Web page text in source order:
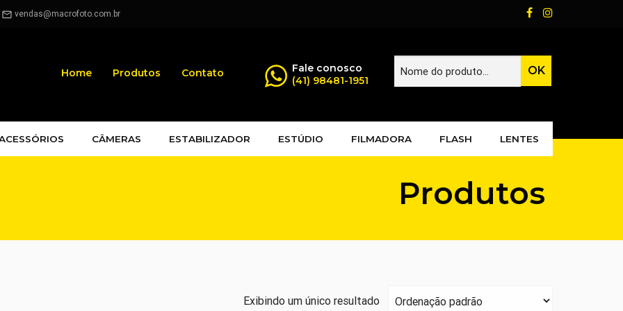
mail_outline vendas@macrofoto.com.br
Fale conosco
(41) 98481-1951
Home Produtos Contato
CÂMERAS ESTABILIZADOR ESTÚDIO FILMADORA FLASH LENTES
Produtos
Exibindo um único resultado